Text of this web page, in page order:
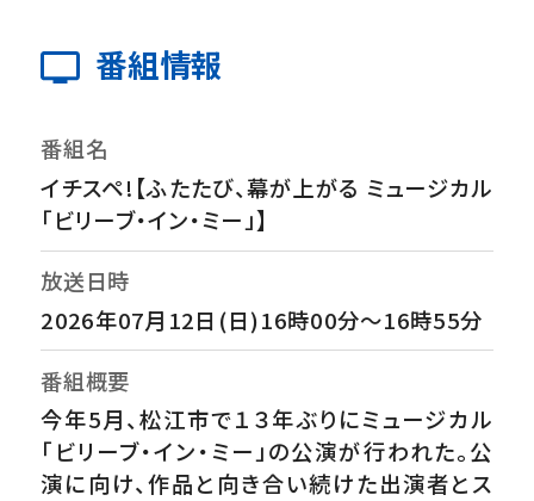
番組情報
番組名
イチスペ!【ふたたび、幕が上がる ミュージカル
「ビリーブ・イン・ミー」】
放送日時
2026年07月12日(日)16時00分～16時55分
番組概要
今年5月、松江市で１３年ぶりにミュージカル
「ビリーブ・イン・ミー」の公演が行われた。公
演に向け、作品と向き合い続けた出演者とス